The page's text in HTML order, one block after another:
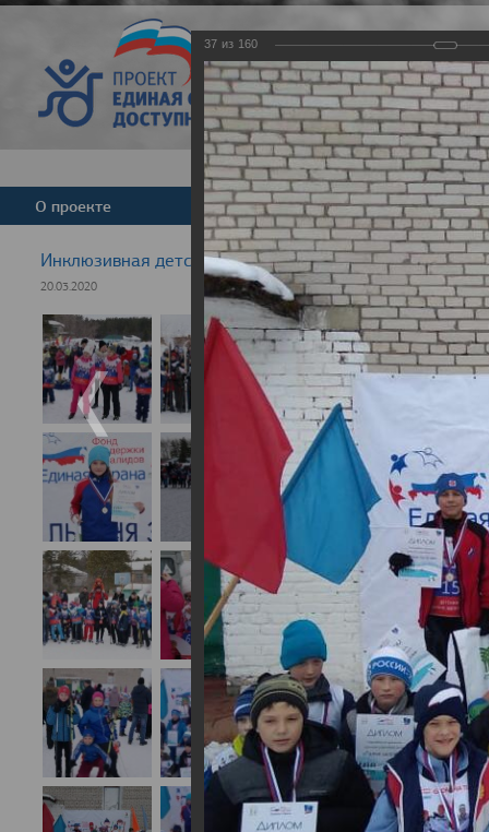
Версия для
О проекте Команда Новости
Инклюзивная детская гонка "Лыжня здоровья" 2020
20.03.2020
37 из 160